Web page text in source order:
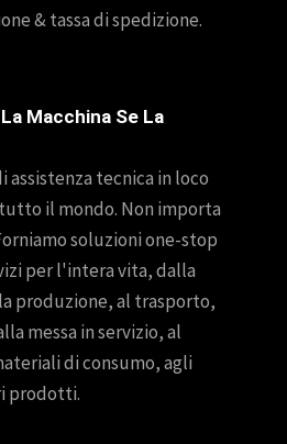
& tassa di spedizione.
Macchina Se La
assistenza tecnica in loco
il mondo. Non importa
soluzioni one-stop
per l'intera vita, dalla
produzione, al trasporto,
messa in servizio, al
di consumo, agli
prodotti.